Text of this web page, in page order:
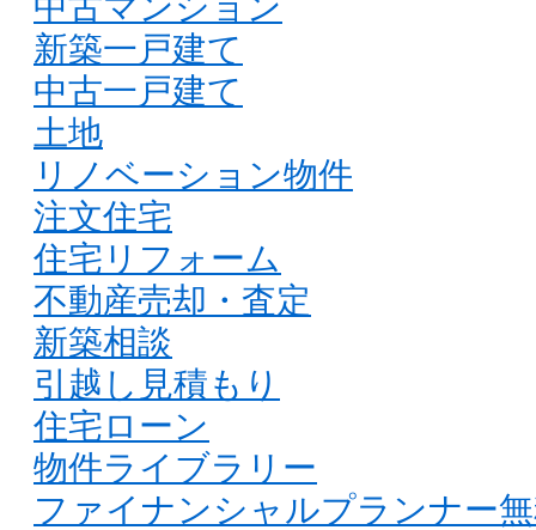
新築一戸建て
中古一戸建て
土地
リノベーション物件
注文住宅
住宅リフォーム
不動産売却・査定
新築相談
引越し見積もり
住宅ローン
物件ライブラリー
ファイナンシャルプランナー